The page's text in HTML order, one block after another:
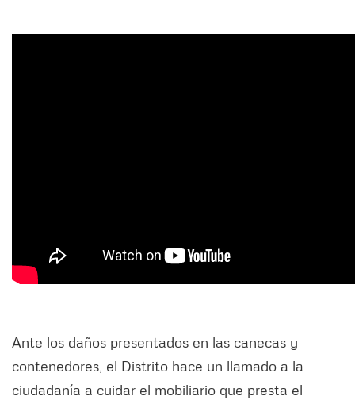
Ante los daños presentados en las canecas y
contenedores, el Distrito hace un llamado a la
ciudadanía a cuidar el mobiliario que presta el